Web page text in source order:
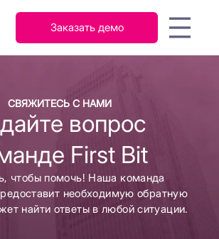
налоги
и
быстрому освоению FirstBit
Новости
Контакты
عربي
Заказать демо
СВЯЖИТЕСЬ С НАМИ
вопрос
First Bit
чтобы помочь! Наша команда
необходимую обратную
найти ответы в любой ситуации.